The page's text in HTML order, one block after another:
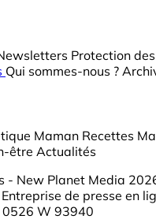
Protection
Qui sommes-nous ?
Maman Recettes
être Actualités
- New Planet Media
de presse en
0526 W 93940